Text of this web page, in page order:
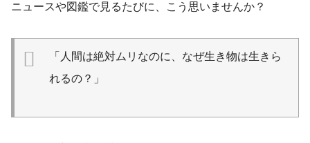
ニュースや図鑑で見るたびに、こう思いませんか？
「人間は絶対ムリなのに、なぜ生き物は生きら
れるの？」